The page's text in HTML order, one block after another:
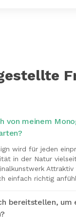
von meinem
wird für jeden
in der Natur
einfach richtig
bereitstellen, um